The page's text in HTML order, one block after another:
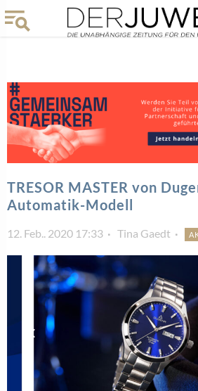
TRESOR MASTER von
Automatik-Modell
12. Feb.. 2020 17:33 Tina Gaedt